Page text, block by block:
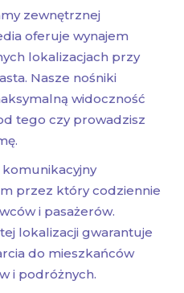
zewnętrznej
oferuje wynajem
lokalizacjach przy
Nasze nośniki
widoczność
tego czy prowadzisz
komunikacyjny
przez który codziennie
i pasażerów.
lokalizacji gwarantuje
do mieszkańców
i podróżnych.